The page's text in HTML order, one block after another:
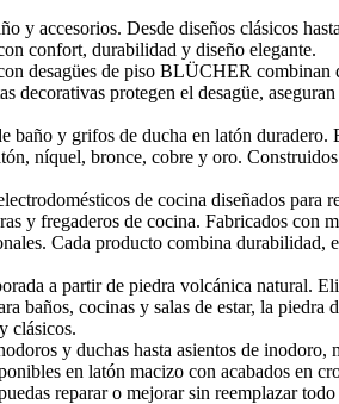
y accesorios. Desde diseños clásicos
confort, durabilidad y diseño elegante.
desagües de piso BLÜCHER
decorativas protegen el desagüe,
y grifos de ducha en latón duradero.
níquel, bronce, cobre y oro.
de cocina diseñados para
y fregaderos de cocina. Fabricados con
Cada producto combina
a partir de piedra volcánica natural.
baños, cocinas y salas de estar, la
clásicos.
y duchas hasta asientos de inodoro,
en latón macizo con acabados en
reparar o mejorar sin reemplazar